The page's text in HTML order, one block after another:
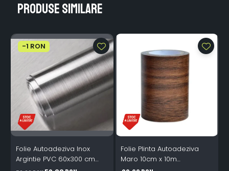
Produse similare
-1 RON
Folie Autoadeziva Inox
Argintie PVC 60x300 cm
Folie Plinta Autoadeziva
Maro 10cm x 10m